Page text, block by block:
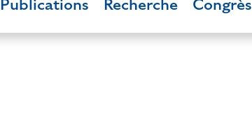
Publications Recherche Congrès